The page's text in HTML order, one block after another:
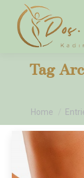
Tag
You are here:
Home